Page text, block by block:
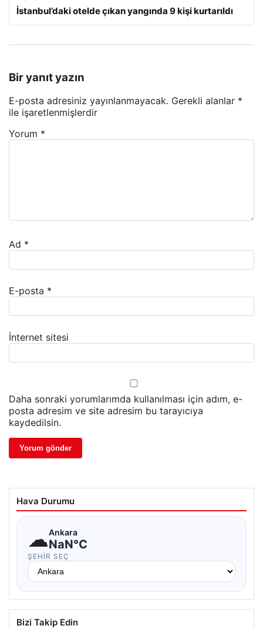
İstanbul’daki otelde çıkan yangında 9 kişi kurtarıldı
Bir yanıt yazın
E-posta adresiniz yayınlanmayacak. Gerekli alanlar *
ile işaretlenmişlerdir
Yorum *
Ad *
E-posta *
İnternet sitesi
Daha sonraki yorumlarımda kullanılması için adım, e-
posta adresim ve site adresim bu tarayıcıya
kaydedilsin.
Hava Durumu
☁Ankara
NaN°C
ŞEHIR SEÇ
Bizi Takip Edin